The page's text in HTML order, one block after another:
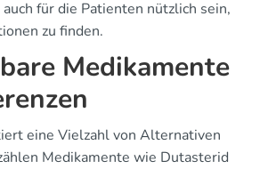
für die Patienten nützlich sein,
zu finden.
Medikamente
eine Vielzahl von Alternativen
Medikamente wie Dutasterid